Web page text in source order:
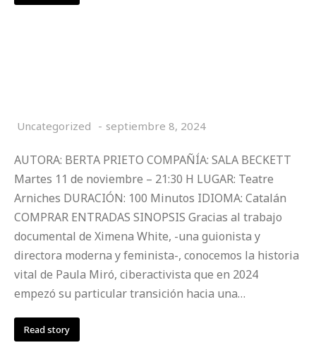
Uncategorized septiembre 8, 2024
AUTORA: BERTA PRIETO COMPAÑÍA: SALA BECKETT
Martes 11 de noviembre – 21:30 H LUGAR: Teatre
Arniches DURACIÓN: 100 Minutos IDIOMA: Catalán
COMPRAR ENTRADAS SINOPSIS Gracias al trabajo
documental de Ximena White, -una guionista y
directora moderna y feminista-, conocemos la historia
vital de Paula Miró, ciberactivista que en 2024
empezó su particular transición hacia una…
Read story